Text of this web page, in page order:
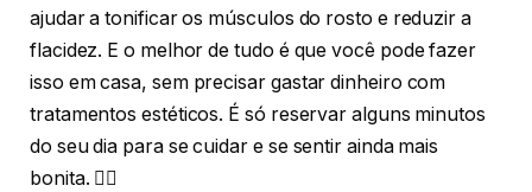
ajudar a tonificar os músculos do rosto e reduzir a
flacidez. E o melhor de tudo é que você pode fazer
isso em casa, sem precisar gastar dinheiro com
tratamentos estéticos. É só reservar alguns minutos
do seu dia para se cuidar e se sentir ainda mais
bonita. 💁‍♀️